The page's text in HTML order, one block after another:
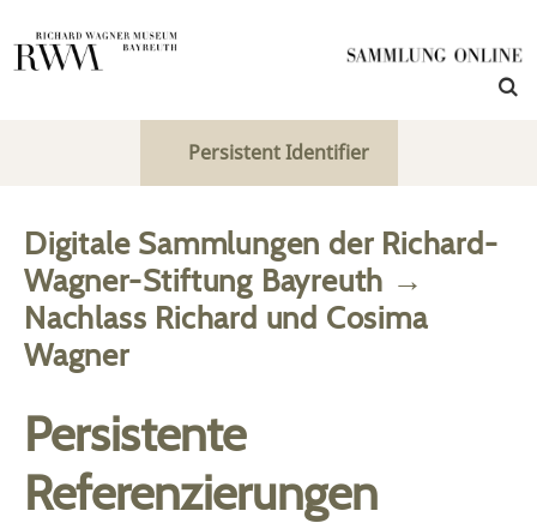
Persistent Identifier
Digitale Sammlungen der Richard-
Wagner-Stiftung Bayreuth →
Nachlass Richard und Cosima
Wagner
Persistente
Referenzierungen